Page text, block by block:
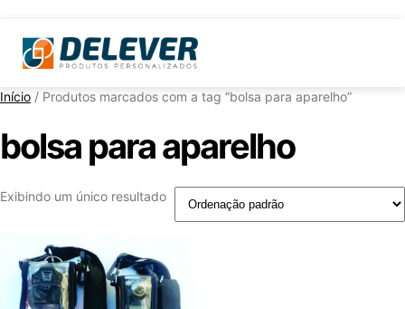
Início / Produtos marcados com a tag “bolsa para aparelho”
bolsa para aparelho
Exibindo um único resultado